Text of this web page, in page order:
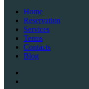
Home
Reservation
Services
Terms
Contacts
Blog